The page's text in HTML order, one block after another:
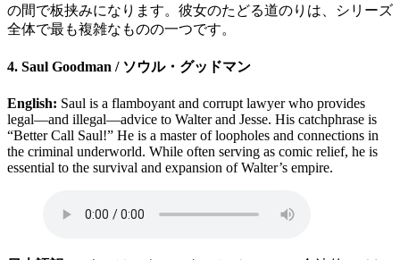
の間で板挟みになります。彼女のたどる道のりは、シリーズ
全体で最も複雑なものの一つです。
4. Saul Goodman / ソウル・グッドマン
English: Saul is a flamboyant and corrupt lawyer who provides
legal—and illegal—advice to Walter and Jesse. His catchphrase is
“Better Call Saul!” He is a master of loopholes and connections in
the criminal underworld. While often serving as comic relief, he is
essential to the survival and expansion of Walter’s empire.